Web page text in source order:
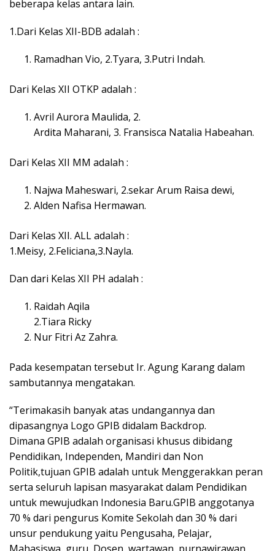
beberapa kelas antara lain.
1.Dari Kelas XII-BDB adalah :
Ramadhan Vio, 2.Tyara, 3.Putri Indah.
Dari Kelas XII OTKP adalah :
Avril Aurora Maulida, 2.
Ardita Maharani, 3. Fransisca Natalia Habeahan.
Dari Kelas XII MM adalah :
Najwa Maheswari, 2.sekar Arum Raisa dewi,
Alden Nafisa Hermawan.
Dari Kelas XII. ALL adalah :
1.Meisy, 2.Feliciana,3.Nayla.
Dan dari Kelas XII PH adalah :
Raidah Aqila
2.Tiara Ricky
Nur Fitri Az Zahra.
Pada kesempatan tersebut Ir. Agung Karang dalam
sambutannya mengatakan.
“Terimakasih banyak atas undangannya dan
dipasangnya Logo GPIB didalam Backdrop.
Dimana GPIB adalah organisasi khusus dibidang
Pendidikan, Independen, Mandiri dan Non
Politik,tujuan GPIB adalah untuk Menggerakkan peran
serta seluruh lapisan masyarakat dalam Pendidikan
untuk mewujudkan Indonesia Baru.GPIB anggotanya
70 % dari pengurus Komite Sekolah dan 30 % dari
unsur pendukung yaitu Pengusaha, Pelajar,